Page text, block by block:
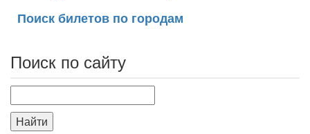
Поиск билетов по городам
Поиск по сайту
Найти